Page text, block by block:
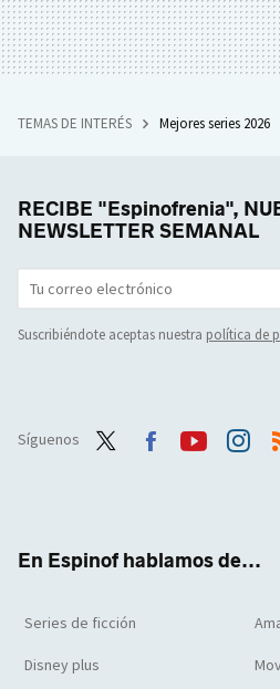
TEMAS DE INTERÉS Mejores series 2026
RECIBE "Espinofrenia",
NEWSLETTER SEMANAL
Suscribiéndote aceptas nuestra política de
Síguenos
En Espinof hablamos de...
Series de ficción
Disney plus